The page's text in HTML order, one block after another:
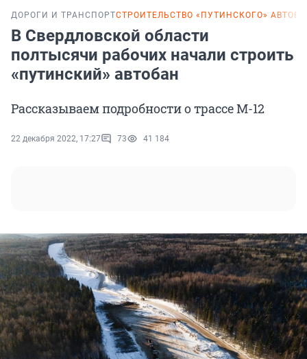
ДОРОГИ И ТРАНСПОРТСТРОИТЕЛЬСТВО «ПУТИНСКОГО»
В Свердловской области
полтысячи рабочих начали строить
«путинский» автобан
Рассказываем подробности о трассе М-12
22 декабря 2022, 17:27 73 41 184